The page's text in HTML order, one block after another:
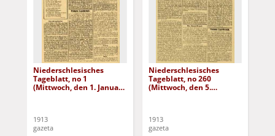
Niederschlesisches
Tageblatt, no 1
(Mittwoch, den 1. Januar
1913
gazeta
Niederschlesisches
Tageblatt, no 260
(Mittwoch, den 5.
1913
gazeta